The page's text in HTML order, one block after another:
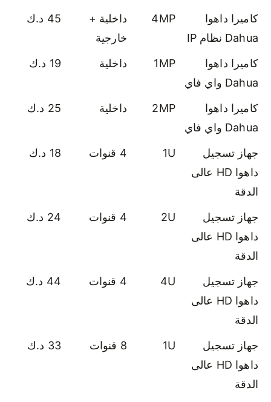
كاميرا داهوا
Dahua نظام IP
4MP
داخلية +
خارجية
45 د.ك
كاميرا داهوا
Dahua واي فاي
1MP داخلية 19 د.ك
كاميرا داهوا
Dahua واي فاي
2MP داخلية 25 د.ك
جهاز تسجيل
داهوا HD عالى
الدقة
1U 4 قنوات 18 د.ك
جهاز تسجيل
داهوا HD عالى
الدقة
2U 4 قنوات 24 د.ك
جهاز تسجيل
داهوا HD عالى
الدقة
4U 4 قنوات 44 د.ك
جهاز تسجيل
داهوا HD عالى
الدقة
1U 8 قنوات 33 د.ك